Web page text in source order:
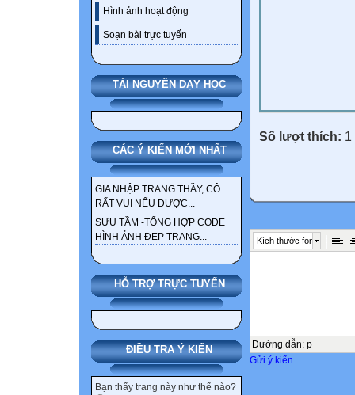
Hình ảnh hoạt động
Soạn bài trực tuyến
TÀI NGUYÊN DẠY HỌC
CÁC Ý KIẾN MỚI NHẤT
GIA NHẬP TRANG THẦY, CÔ.
RẤT VUI NẾU ĐƯỢC...
SƯU TẦM -TỔNG HỢP CODE
HÌNH ẢNH ĐẸP TRANG...
HỖ TRỢ TRỰC TUYẾN
ĐIỀU TRA Ý KIẾN
Bạn thấy trang này như thế nào?
Số lượt thích: 1
Kích thước font
Đường dẫn: p
Gửi ý kiến